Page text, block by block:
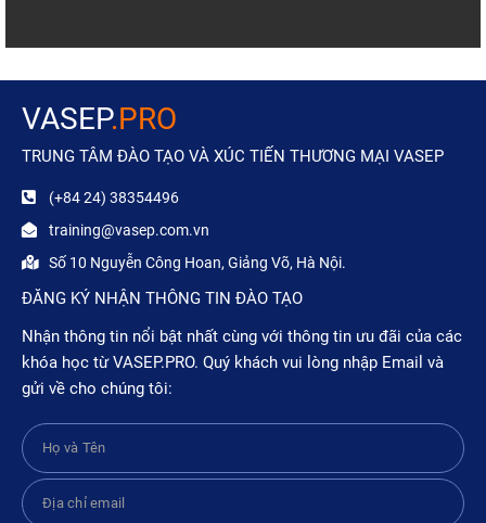
VASEP.PRO
TRUNG TÂM ĐÀO TẠO VÀ XÚC TIẾN THƯƠNG MẠI VASEP
(+84 24) 38354496
training@vasep.com.vn
Số 10 Nguyễn Công Hoan, Giảng Võ, Hà Nội.
ĐĂNG KÝ NHẬN THÔNG TIN ĐÀO TẠO
Nhận thông tin nổi bật nhất cùng với thông tin ưu đãi của các
khóa học từ VASEP.PRO. Quý khách vui lòng nhập Email và
gửi về cho chúng tôi: